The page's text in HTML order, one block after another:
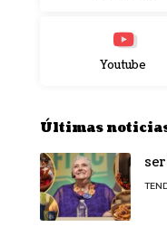
Youtube
Últimas